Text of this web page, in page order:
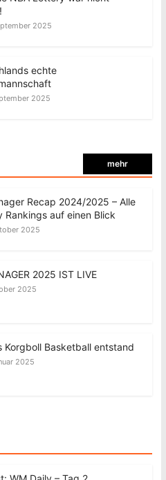
2025
echte
2025
mehr
Recap 2024/2025 – Alle
Rankings auf einen Blick
2025
2025 IST LIVE
2025
Korgboll Basketball entstand
2025